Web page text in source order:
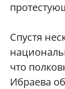
Спустя
что
Ибраева